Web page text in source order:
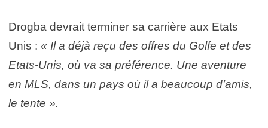
Drogba devrait terminer sa carrière aux Etats
Unis : « Il a déjà reçu des offres du Golfe et des
Etats-Unis, où va sa préférence. Une aventure
en MLS, dans un pays où il a beaucoup d’amis,
le tente ».